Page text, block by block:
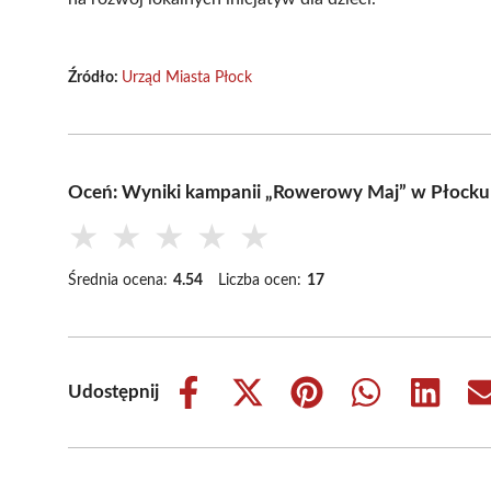
Źródło: Urząd Miasta Płock
Oceń: Wyniki kampanii „Rowerowy Maj” w Płocku
★ ★ ★ ★ ★
Średnia ocena: 4.54 Liczba ocen: 17
Udostępnij
Share
Share
(Twitter)
Share
Share
Share